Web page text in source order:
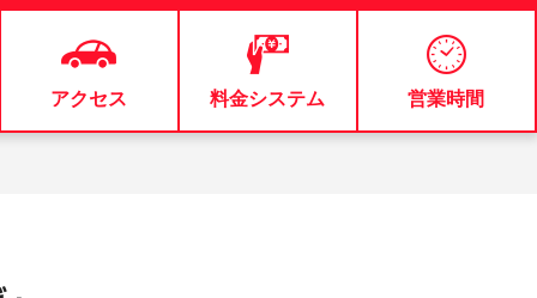
アクセス 料金システム 営業時間